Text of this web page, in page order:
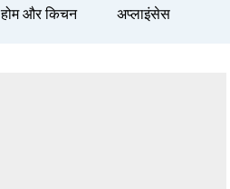
होम और किचन अप्लाइंसेस